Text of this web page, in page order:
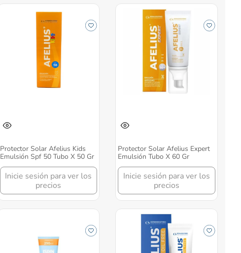
Protector Solar Afelius Kids
Emulsión Spf 50 Tubo X 50 Gr
Inicie sesión para ver los
precios
Protector Solar Afelius Expert
Emulsión Tubo X 60 Gr
Inicie sesión para ver los
precios